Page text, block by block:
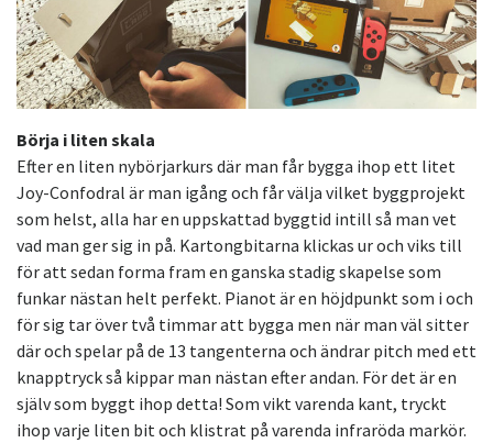
Börja i liten skala
Efter en liten nybörjarkurs där man får bygga ihop ett litet
Joy-Confodral är man igång och får välja vilket byggprojekt
som helst, alla har en uppskattad byggtid intill så man vet
vad man ger sig in på. Kartongbitarna klickas ur och viks till
för att sedan forma fram en ganska stadig skapelse som
funkar nästan helt perfekt. Pianot är en höjdpunkt som i och
för sig tar över två timmar att bygga men när man väl sitter
där och spelar på de 13 tangenterna och ändrar pitch med ett
knapptryck så kippar man nästan efter andan. För det är en
själv som byggt ihop detta! Som vikt varenda kant, tryckt
ihop varje liten bit och klistrat på varenda infraröda markör.